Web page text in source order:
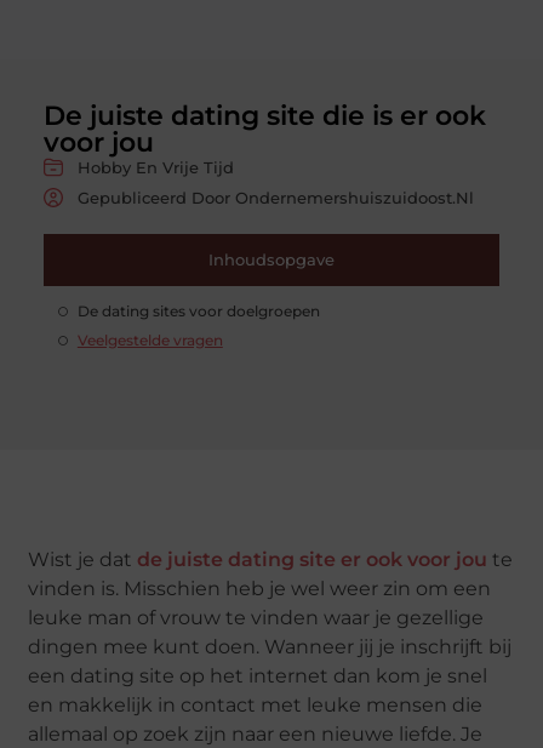
De juiste dating site die is er ook
voor jou
Hobby En Vrije Tijd
Gepubliceerd Door Ondernemershuiszuidoost.nl
Inhoudsopgave
De dating sites voor doelgroepen
Veelgestelde vragen
Wist je dat de juiste dating site er ook voor jou te
vinden is. Misschien heb je wel weer zin om een
leuke man of vrouw te vinden waar je gezellige
dingen mee kunt doen. Wanneer jij je inschrijft bij
een dating site op het internet dan kom je snel
en makkelijk in contact met leuke mensen die
allemaal op zoek zijn naar een nieuwe liefde. Je